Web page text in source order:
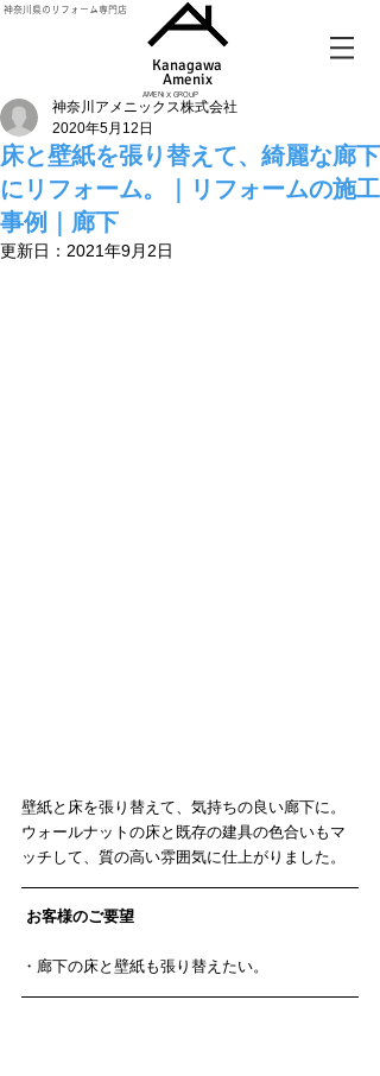
神奈川県のリフォーム専門店
Kanagawa
Amenix​
AMENIX GROUP
床と壁紙を張り替えて、綺麗な廊下
にリフォーム。｜リフォームの施工
事例｜廊下
神奈川アメニックス株式会社
2020年5月12日
更新日： 2021年9月2日
壁紙と床を張り替えて、気持ちの良い廊下に。
ウォールナットの床と既存の建具の色合いもマ
ッチして、質の高い雰囲気に仕上がりました。
お客様のご要望
・廊下の床と壁紙も張り替えたい。